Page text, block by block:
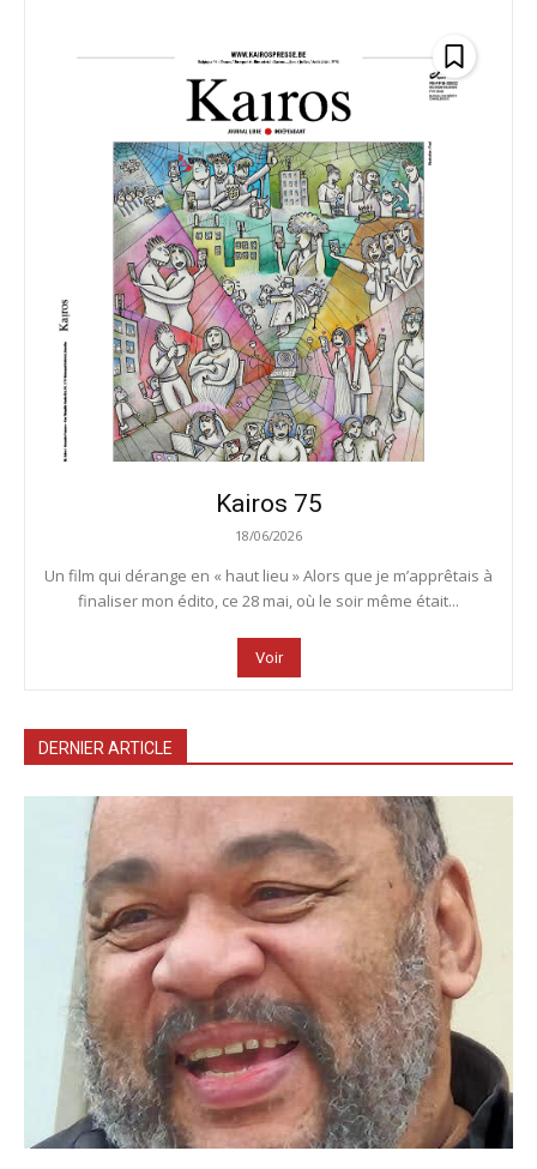
Kairos 75
18/06/2026
Un film qui dérange en « haut lieu » Alors que je m’apprêtais à
finaliser mon édito, ce 28 mai, où le soir même était...
Voir
DERNIER ARTICLE